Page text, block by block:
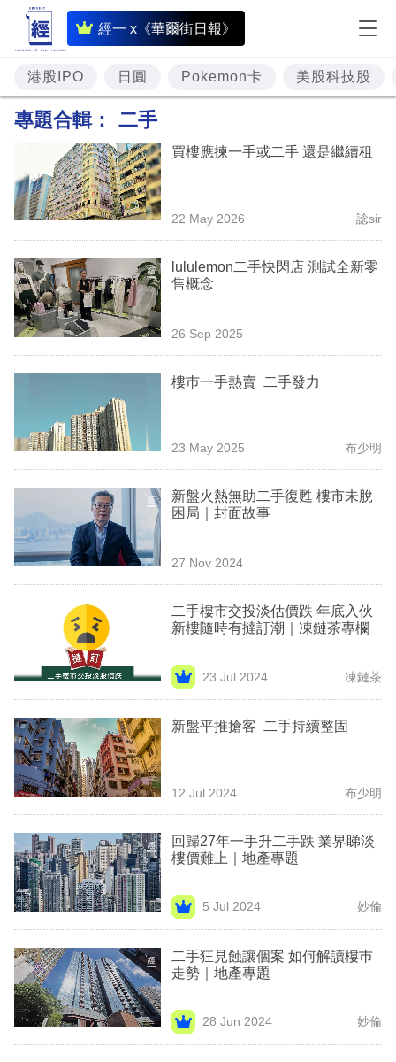
經一 x《華爾街日報》
即
時
財
經
題
投
資
樓
市
理
業
科
技
職
場
生
欄
訂
閱
區
港股IPO 日圓 Pokemon卡 美股科技股
專題合輯： 二手
買樓應揀一手或二手 還是繼續租
22 May 2026 諗sir
lululemon二手快閃店 測試全新零
售概念
26 Sep 2025
樓巿一手熱賣 二手發力
23 May 2025 布少明
新盤火熱無助二手復甦 樓市未脫
困局｜封面故事
27 Nov 2024
二手樓市交投淡估價跌 年底入伙
新樓隨時有撻訂潮｜凍鏈茶專欄
23 Jul 2024 凍鏈茶
新盤平推搶客 二手持續整固
12 Jul 2024 布少明
回歸27年一手升二手跌 業界睇淡
樓價難上｜地產專題
5 Jul 2024 妙倫
二手狂見蝕讓個案 如何解讀樓巿
走勢｜地產專題
28 Jun 2024 妙倫